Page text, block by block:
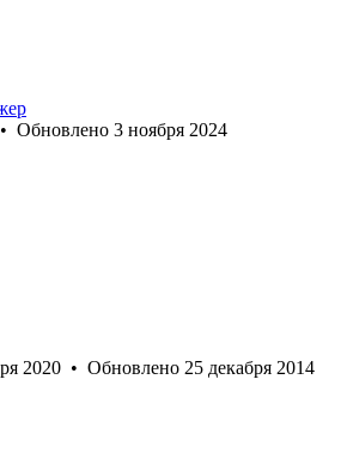
• Обновлено 3 ноября 2024
2020 • Обновлено 25 декабря 2014